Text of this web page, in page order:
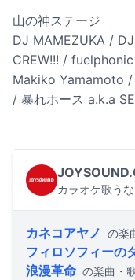
山の神ステージ
DJ MAMEZUKA /
CREW!!! /
Makiko Yamamoto /
/ 暴れホース a.k.a
カラオケ歌う
カネコアヤノ の楽
フィロソフィーの
浪漫革命 の楽曲・